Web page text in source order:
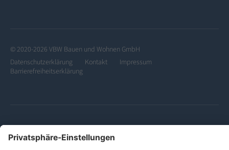
© 2020-2026 VBW Bauen und Wohnen GmbH
Datenschutzerklärung
Kontakt
Impressum
Barrierefreiheitserklärung